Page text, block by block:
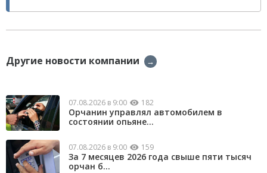
Другие новости компании →
07.08.2026 в 9:00 182
Орчанин управлял автомобилем в
состоянии опьяне...
07.08.2026 в 9:00 159
За 7 месяцев 2026 года свыше пяти тысяч
орчан б...